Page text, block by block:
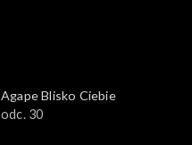
Agape Blisko Ciebie
odc. 30